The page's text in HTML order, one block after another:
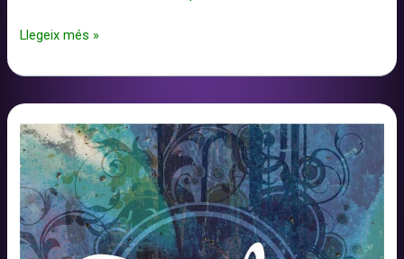
Taller
Rimes
La
Llama
al
Institut
Miquel
Tarradell
2017
Llegeix més »